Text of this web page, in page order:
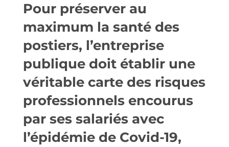
Pour préserver au
maximum la santé des
postiers, l’entreprise
publique doit établir une
véritable carte des risques
professionnels encourus
par ses salariés avec
l’épidémie de Covid-19,